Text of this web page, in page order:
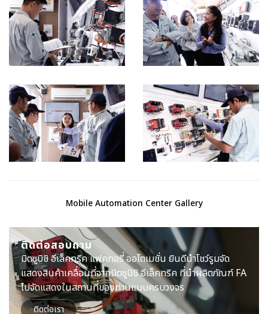
Mobile Automation Center Gallery
ติดต่อสอบถาม
มิตซูบิชิ อีเล็คทริค แฟคทอรี่ ออโตเมชั่น ยินดีนำโชว์รูมจัด
แสดงสินค้าเคลื่อนที่จากมิตซูบิชิ อีเล็คทริค ที่นำผลิตภัณฑ์ FA
ไปจัดแสดงในสถานที่ของท่านแบบครบวงจร
ติดต่อเรา